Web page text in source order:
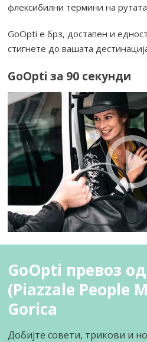
флексибилни термини на рутата
GoOpti е брз, достапен и
стигнете до вашата
GoOpti за 90 секунди
GoOpti превоз
(Piazzale People
Gorica
Добијте совети, трикови и